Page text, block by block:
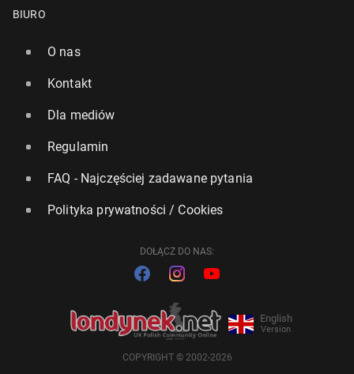
BIURO
O nas
Kontakt
Dla mediów
Regulamin
FAQ - Najczęściej zadawane pytania
Polityka prywatności / Cookies
DOŁĄCZ DO NAS:
English
Version
COPYRIGHT © 2002-2026